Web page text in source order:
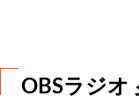
OBSラジ